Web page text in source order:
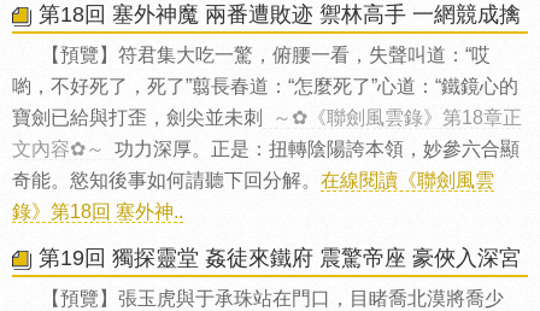
第18回 塞外神魔 兩番遭敗迹 禦林高手 一網競成擒
【預覽】符君集大吃一驚，俯腰一看，失聲叫道：“哎
喲，不好死了，死了”翦長春道：“怎麼死了”心道：“鐵鏡心的
寶劍已給與打歪，劍尖並未刺
～✿《聯劍風雲錄》第18章正
文內容✿～
功力深厚。正是：扭轉陰陽誇本領，妙參六合顯
奇能。慾知後事如何請聽下回分解。 在線閱讀《聯劍風雲
錄》第18回 塞外神..
第19回 獨探靈堂 姦徒來鐵府 震驚帝座 豪俠入深宮
【預覽】張玉虎與于承珠站在門口，目睹喬北漠將喬少